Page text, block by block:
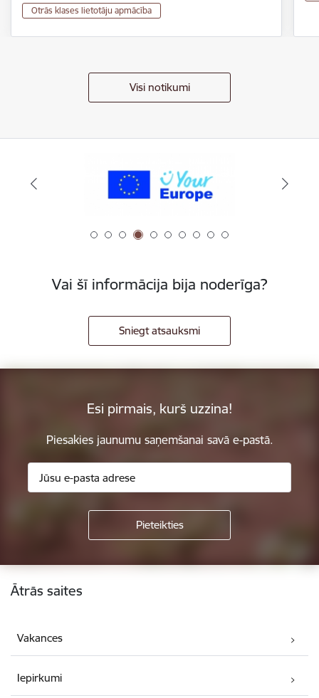
Otrās klases lietotāju apmācība
Visi notikumi
Vai šī informācija bija noderīga?
Sniegt atsauksmi
Esi pirmais, kurš uzzina!
Piesakies jaunumu saņemšanai savā e-pastā.
Kājene
Ātrās saites
Vakances
Iepirkumi